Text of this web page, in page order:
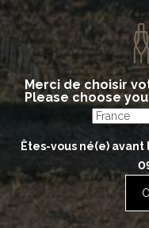
Merci de choisir
Please choose
Êtes-vous né(e)